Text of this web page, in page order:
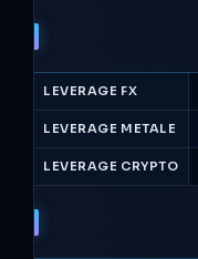
LEVERAGE FX
LEVERAGE METALE
LEVERAGE CRYPTO